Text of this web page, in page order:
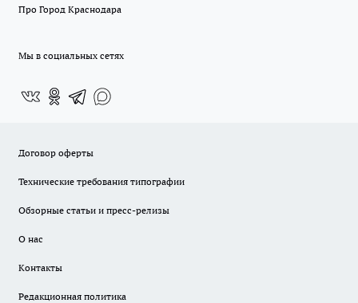
Про Город Краснодара
Мы в социальных сетях
Договор оферты
Технические требования типографии
Обзорные статьи и пресс-релизы
О нас
Контакты
Редакционная политика